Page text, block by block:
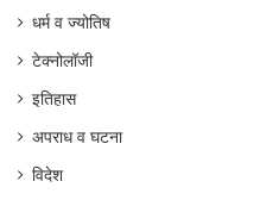
धर्म व ज्योतिष
टेक्नोलॉजी
इतिहास
अपराध व घटना
विदेश